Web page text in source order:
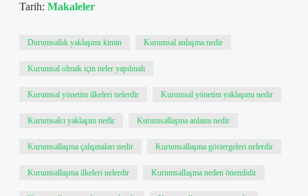
Tarih: Makaleler
Durumsallık yaklaşımı kimin Kurumsal anlaşma nedir
Kurumsal olmak için neler yapılmalı
Kurumsal yönetim ilkeleri nelerdir Kurumsal yönetim yaklaşımı nedir
Kurumsalcı yaklaşım nedir Kurumsallaşma anlamı nedir
Kurumsallaşma çalışmaları nedir Kurumsallaşma göstergeleri nelerdir
Kurumsallaşma ilkeleri nelerdir Kurumsallaşma neden önemlidir